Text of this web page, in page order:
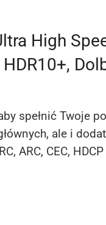
High
spełnić Twoje
ale i
ARC, CEC,